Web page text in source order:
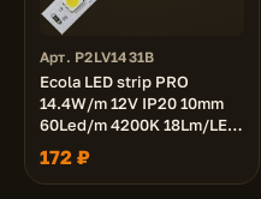
Арт. P2LV1431B
Ecola LED strip PRO
14.4W/m 12V IP20 10mm
60Led/m 4200K 18Lm/LED
1080Lm/m светодиодная
лента на катушке 3м.
172 ₽